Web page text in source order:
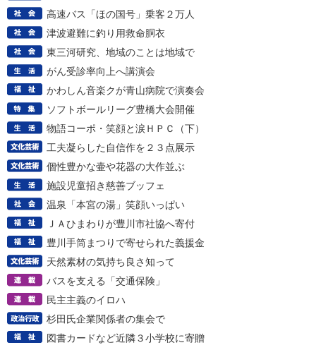
高速バス「ほの国号」乗客２万人
津波避難に釣り用救命胴衣
東三河研究、地域のことは地域で
がん受診率向上へ講演会
かわしん音楽クが青山病院で演奏会
ソフトボールリーグ豊橋大会開催
物語コーポ・笑顔と涙ＨＰＣ（下）
工夫凝らした自信作を２３点展示
個性豊かな壷や花器の大作並ぶ
施設児童招き慈善ブッフェ
温泉「本宮の湯」笑顔いっぱい
ＪＡひまわりが豊川市社協へ寄付
豊川手筒まつりで寄せられた義援金
天然素材の気持ち良さ知って
バスを支える「交通保険」
民主主義のイロハ
杉田氏企業関係者の集会で
図書カードなど近隣３小学校に寄贈